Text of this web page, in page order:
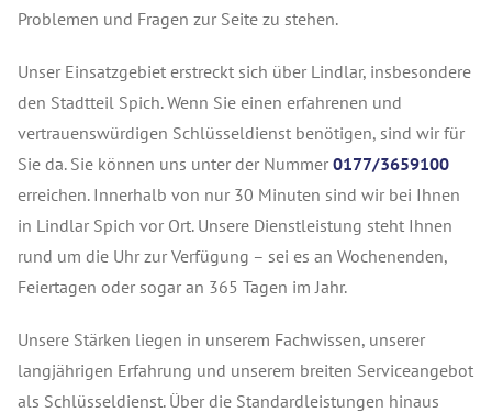
Problemen und Fragen zur Seite zu stehen.
Unser Einsatzgebiet erstreckt sich über Lindlar, insbesondere
den Stadtteil Spich. Wenn Sie einen erfahrenen und
vertrauenswürdigen Schlüsseldienst benötigen, sind wir für
Sie da. Sie können uns unter der Nummer 0177/3659100
erreichen. Innerhalb von nur 30 Minuten sind wir bei Ihnen
in Lindlar Spich vor Ort. Unsere Dienstleistung steht Ihnen
rund um die Uhr zur Verfügung – sei es an Wochenenden,
Feiertagen oder sogar an 365 Tagen im Jahr.
Unsere Stärken liegen in unserem Fachwissen, unserer
langjährigen Erfahrung und unserem breiten Serviceangebot
als Schlüsseldienst. Über die Standardleistungen hinaus